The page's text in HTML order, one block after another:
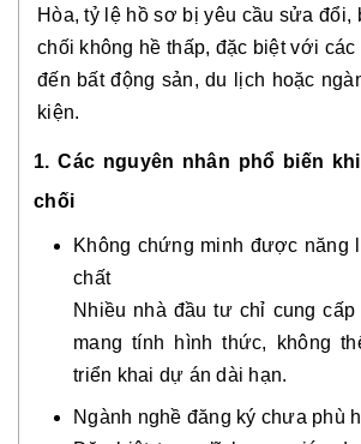
Hòa, tỷ lệ hồ sơ bị yêu cầu sửa đổi,
chối không hề thấp, đặc biệt với
đến bất động sản, du lịch hoặc
kiện.
1. Các nguyên nhân phổ biến
chối
Không chứng minh được năng
chất
Nhiều nhà đầu tư chỉ cung
mang tính hình thức, không
triển khai dự án dài hạn.
Ngành nghề đăng ký chưa phù